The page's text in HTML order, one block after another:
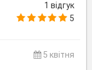
1 відгук
5
5 квітня